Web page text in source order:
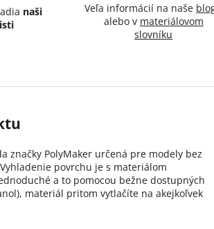
naši
Veľa informácií na naše
alebo v materiálovom
slovníku
značky PolyMaker určená pre modely bez
povrchu je s materiálom
a to pomocou bežne dostupných
materiál pritom vytlačíte na akejkoľvek